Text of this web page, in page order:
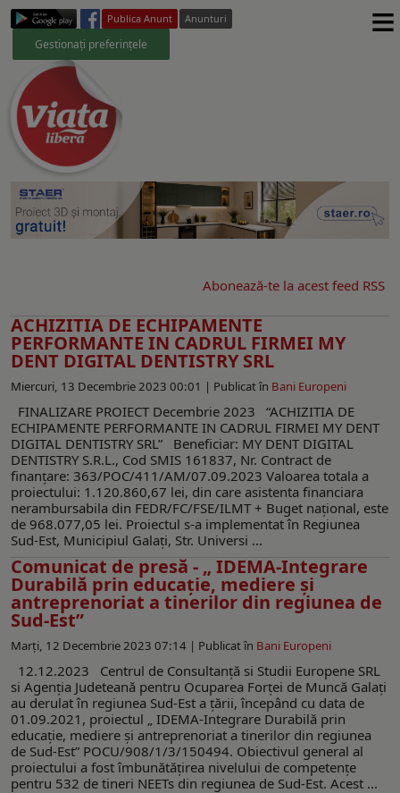
Publica Anunt Anunturi
Gestionați preferințele ≡
Abonează-te la acest feed RSS
ACHIZITIA DE ECHIPAMENTE
PERFORMANTE IN CADRUL FIRMEI MY
DENT DIGITAL DENTISTRY SRL
Miercuri, 13 Decembrie 2023 00:01 | Publicat în Bani Europeni
FINALIZARE PROIECT Decembrie 2023 “ACHIZITIA DE
ECHIPAMENTE PERFORMANTE IN CADRUL FIRMEI MY DENT
DIGITAL DENTISTRY SRL” Beneficiar: MY DENT DIGITAL
DENTISTRY S.R.L., Cod SMIS 161837, Nr. Contract de
finanțare: 363/POC/411/AM/07.09.2023 Valoarea totala a
proiectului: 1.120.860,67 lei, din care asistenta financiara
nerambursabila din FEDR/FC/FSE/ILMT + Buget național, este
de 968.077,05 lei. Proiectul s-a implementat în Regiunea
Sud-Est, Municipiul Galați, Str. Universi ...
Comunicat de presă - „ IDEMA-Integrare
Durabilă prin educație, mediere și
antreprenoriat a tinerilor din regiunea de
Sud-Est”
Marți, 12 Decembrie 2023 07:14 | Publicat în Bani Europeni
12.12.2023 Centrul de Consultanță si Studii Europene SRL
si Agenția Judeteană pentru Ocuparea Forței de Muncă Galați
au derulat în regiunea Sud-Est a țării, începând cu data de
01.09.2021, proiectul „ IDEMA-Integrare Durabilă prin
educație, mediere și antreprenoriat a tinerilor din regiunea
de Sud-Est” POCU/908/1/3/150494. Obiectivul general al
proiectului a fost îmbunătățirea nivelului de competențe
pentru 532 de tineri NEETs din regiunea de Sud-Est. Acest ...